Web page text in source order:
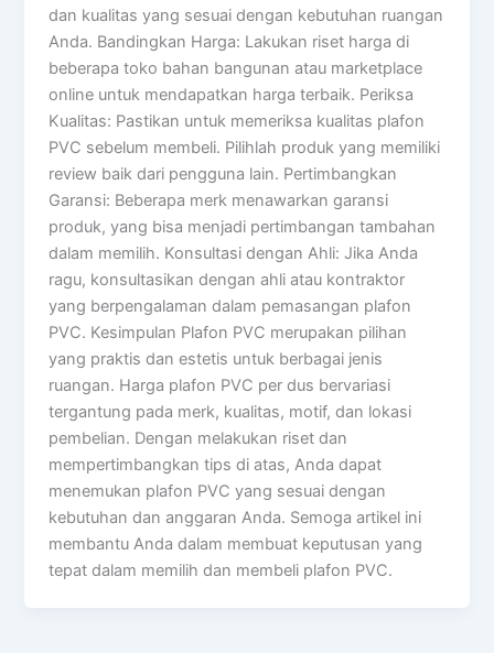
dan kualitas yang sesuai dengan kebutuhan ruangan
Anda. Bandingkan Harga: Lakukan riset harga di
beberapa toko bahan bangunan atau marketplace
online untuk mendapatkan harga terbaik. Periksa
Kualitas: Pastikan untuk memeriksa kualitas plafon
PVC sebelum membeli. Pilihlah produk yang memiliki
review baik dari pengguna lain. Pertimbangkan
Garansi: Beberapa merk menawarkan garansi
produk, yang bisa menjadi pertimbangan tambahan
dalam memilih. Konsultasi dengan Ahli: Jika Anda
ragu, konsultasikan dengan ahli atau kontraktor
yang berpengalaman dalam pemasangan plafon
PVC. Kesimpulan Plafon PVC merupakan pilihan
yang praktis dan estetis untuk berbagai jenis
ruangan. Harga plafon PVC per dus bervariasi
tergantung pada merk, kualitas, motif, dan lokasi
pembelian. Dengan melakukan riset dan
mempertimbangkan tips di atas, Anda dapat
menemukan plafon PVC yang sesuai dengan
kebutuhan dan anggaran Anda. Semoga artikel ini
membantu Anda dalam membuat keputusan yang
tepat dalam memilih dan membeli plafon PVC.